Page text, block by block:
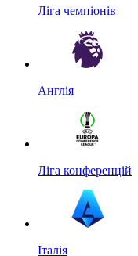
Ліга чемпіонів
Англія
Ліга конференцій
Італія